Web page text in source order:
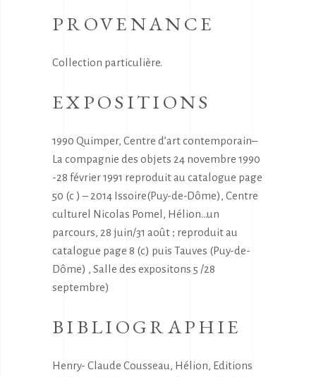
PROVENANCE
Collection particulière.
EXPOSITIONS
1990 Quimper, Centre d’art contemporain–
La compagnie des objets 24 novembre 1990
-28 février 1991 reproduit au catalogue page
50 (c ) – 2014 Issoire(Puy-de-Dôme), Centre
culturel Nicolas Pomel, Hélion…un
parcours, 28 juin/31 août ; reproduit au
catalogue page 8 (c) puis Tauves (Puy-de-
Dôme) , Salle des expositons 5 /28
septembre)
BIBLIOGRAPHIE
Henry- Claude Cousseau, Hélion, Editions